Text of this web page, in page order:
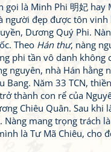
gọi là Minh Phi 明妃
người đẹp được tôn
Dương Quý Phi.
Theo Hán thư, nàng
phi tần vô danh
nguyên, nhà Hán hằng
Năm 33 TCN,
thành con rể của
Chiêu Quân. Sau
mang trọng trách
là Tư Mã Chiêu, cho